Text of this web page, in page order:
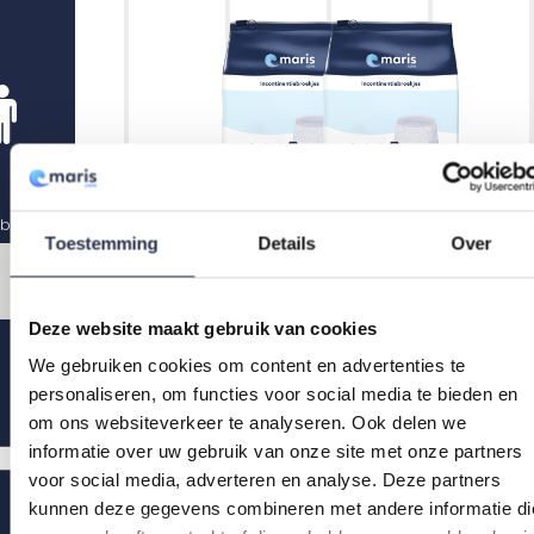
Toestemming Details Over
Deze website maakt gebruik van cookies
We gebruiken cookies om content en advertenties te
personaliseren, om functies voor social media te bieden en
om ons websiteverkeer te analyseren. Ook delen we
informatie over uw gebruik van onze site met onze partners
voor social media, adverteren en analyse. Deze partners
kunnen deze gegevens combineren met andere informatie